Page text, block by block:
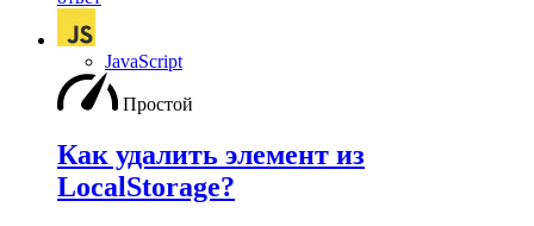
JavaScript
Простой
Как удалить элемент из
LocalStorage?